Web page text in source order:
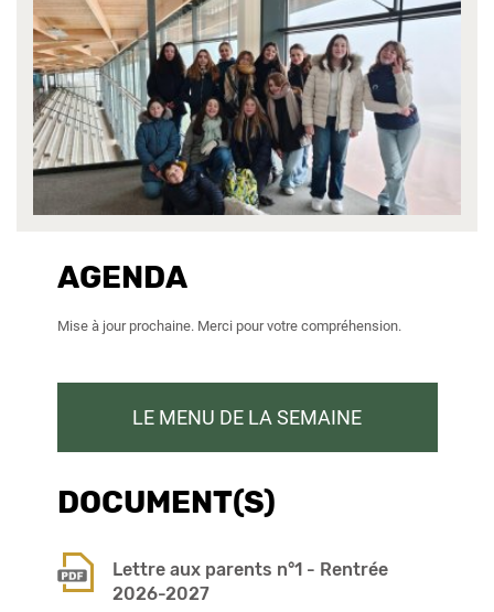
AGENDA
Mise à jour prochaine. Merci pour votre compréhension.
LE MENU DE LA SEMAINE
DOCUMENT(S)
Lettre aux parents n°1 - Rentrée
2026-2027